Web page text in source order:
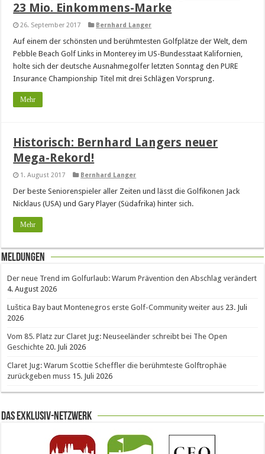
23 Mio. Einkommens-Marke
26. September 2017 Bernhard Langer
Auf einem der schönsten und berühmtesten Golfplätze der Welt, dem
Pebble Beach Golf Links in Monterey im US-Bundesstaat Kalifornien,
holte sich der deutsche Ausnahmegolfer letzten Sonntag den PURE
Insurance Championship Titel mit drei Schlägen Vorsprung.
Mehr
Historisch: Bernhard Langers neuer
Mega-Rekord!
1. August 2017 Bernhard Langer
Der beste Seniorenspieler aller Zeiten und lässt die Golfikonen Jack
Nicklaus (USA) und Gary Player (Südafrika) hinter sich.
Mehr
Meldungen
Der neue Trend im Golfurlaub: Warum Prävention den Abschlag verändert
4. August 2026
Luštica Bay baut Montenegros erste Golf-Community weiter aus 23. Juli
2026
Vom 85. Platz zur Claret Jug: Neuseeländer schreibt bei The Open
Geschichte 20. Juli 2026
Claret Jug: Warum Scottie Scheffler die berühmteste Golftrophäe
zurückgeben muss 15. Juli 2026
Das Exklusiv-Netzwerk